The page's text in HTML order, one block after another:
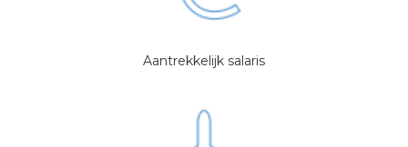
Aantrekkelijk salaris